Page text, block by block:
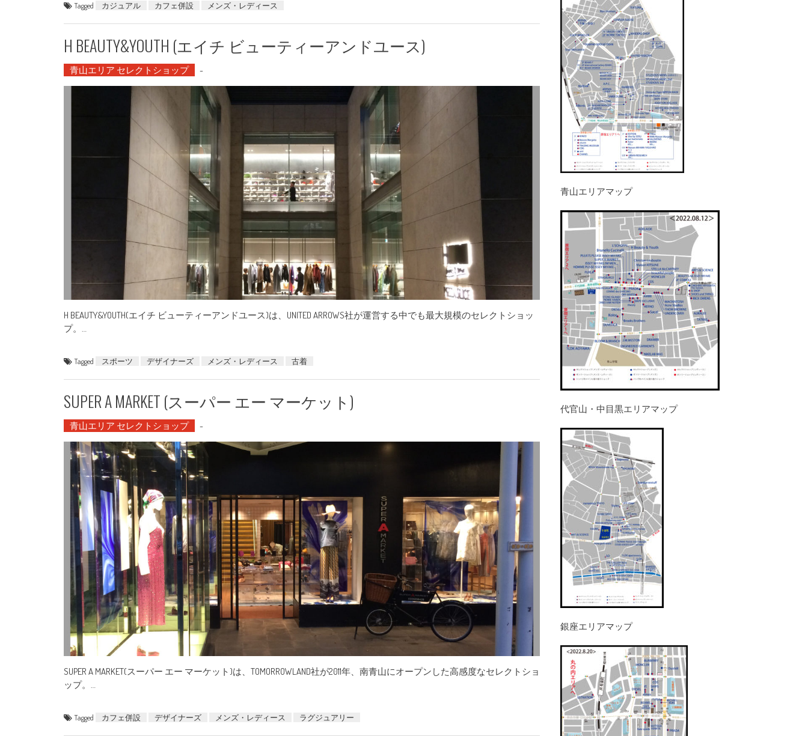
Tagged カジュアル カフェ併設 メンズ・レディース
H BEAUTY&YOUTH (エイチ ビューティーアンドユース)
青山エリア セレクトショップ -
H BEAUTY&YOUTH(エイチ ビューティーアンドユース)は、UNITED ARROWS社が運営する中でも最大規模のセレクトショッ
プ。…
Tagged スポーツ デザイナーズ メンズ・レディース 古着
SUPER A MARKET (スーパー エー マーケット)
青山エリア セレクトショップ -
SUPER A MARKET(スーパー エー マーケット)は、TOMORROWLAND社が2011年、南青山にオープンした高感度なセレクトショ
ップ。…
Tagged カフェ併設 デザイナーズ メンズ・レディース ラグジュアリー
青山エリアマップ
代官山・中目黒エリアマップ
銀座エリアマップ